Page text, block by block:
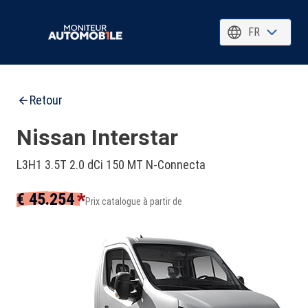
FR
Retour
Nissan Interstar
L3H1 3.5T 2.0 dCi 150 MT N-Connecta
€ 45.254*Prix catalogue à partir de